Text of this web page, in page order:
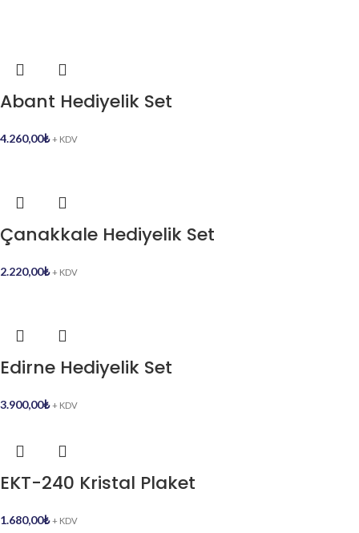
Abant Hediyelik Set
4.260,00₺ + KDV
Çanakkale Hediyelik Set
2.220,00₺ + KDV
Edirne Hediyelik Set
3.900,00₺ + KDV
EKT-240 Kristal Plaket
1.680,00₺ + KDV